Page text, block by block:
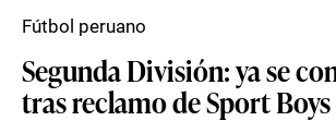
Segunda División: ya se
tras reclamo de Sport Boys
Fútbol peruano